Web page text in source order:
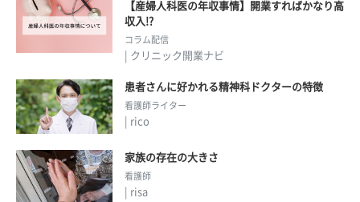
【産婦人科医の年収事情】開業すればかなり高
収入!?
コラム配信
| クリニック開業ナビ
患者さんに好かれる精神科ドクターの特徴
看護師ライター
| rico
家族の存在の大きさ
看護師
| risa